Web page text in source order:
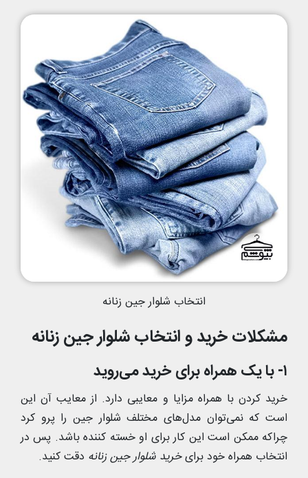
انتخاب شلوار جین زنانه
مشکلات خرید و انتخاب شلوار جین زنانه
۱- با یک همراه برای خرید می‌روید
خرید کردن با همراه مزایا و معایبی دارد. از معایب آن این
است که نمی‌توان مدل‌های مختلف شلوار جین را پرو کرد
چراکه ممکن است این کار برای او خسته کننده باشد. پس در
انتخاب همراه خود برایخرید شلوار جین زنانه دقت کنید.